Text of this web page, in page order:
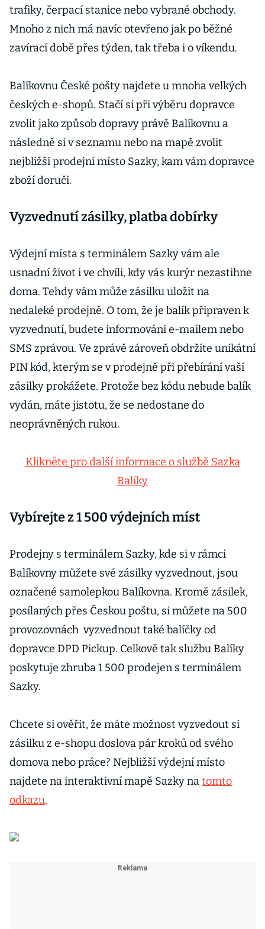
trafiky, čerpací stanice nebo vybrané obchody.
Mnoho z nich má navíc otevřeno jak po běžné
zavírací době přes týden, tak třeba i o víkendu.
Balíkovnu České pošty najdete u mnoha velkých
českých e-shopů. Stačí si při výběru dopravce
zvolit jako způsob dopravy právě Balíkovnu a
následně si v seznamu nebo na mapě zvolit
nejbližší prodejní místo Sazky, kam vám dopravce
zboží doručí.
Vyzvednutí zásilky, platba dobírky
Výdejní místa s terminálem Sazky vám ale
usnadní život i ve chvíli, kdy vás kurýr nezastihne
doma. Tehdy vám může zásilku uložit na
nedaleké prodejně. O tom, že je balík připraven k
vyzvednutí, budete informováni e-mailem nebo
SMS zprávou. Ve zprávě zároveň obdržíte unikátní
PIN kód, kterým se v prodejně při přebírání vaší
zásilky prokážete. Protože bez kódu nebude balík
vydán, máte jistotu, že se nedostane do
neoprávněných rukou.
Klikněte pro další informace o službě Sazka
Balíky
Vybírejte z 1 500 výdejních míst
Prodejny s terminálem Sazky, kde si v rámci
Balíkovny můžete své zásilky vyzvednout, jsou
označené samolepkou Balíkovna. Kromě zásilek,
posílaných přes Českou poštu, si můžete na 500
provozovnách vyzvednout také balíčky od
dopravce DPD Pickup. Celkově tak službu Balíky
poskytuje zhruba 1 500 prodejen s terminálem
Sazky.
Chcete si ověřit, že máte možnost vyzvedout si
zásilku z e-shopu doslova pár kroků od svého
domova nebo práce? Nejbližší výdejní místo
najdete na interaktivní mapě Sazky natomto
odkazu.